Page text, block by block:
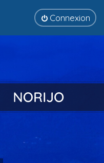
Connexion